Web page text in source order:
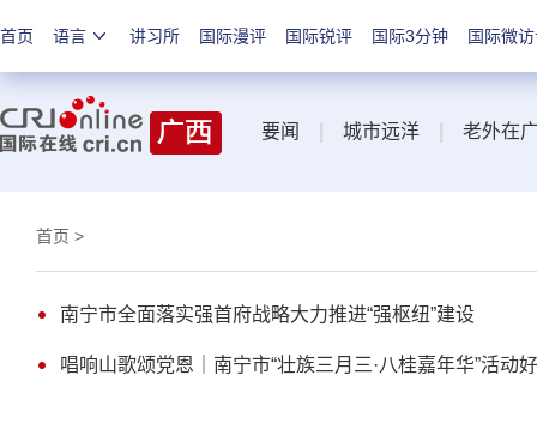
首页 语言 讲习所 国际漫评 国际锐评 国际3分钟 国际微
要闻 城市远洋 老外在
首页 >
南宁市全面落实强首府战略大力推进“强枢纽”建设
唱响山歌颂党恩｜南宁市“壮族三月三·八桂嘉年华”活动